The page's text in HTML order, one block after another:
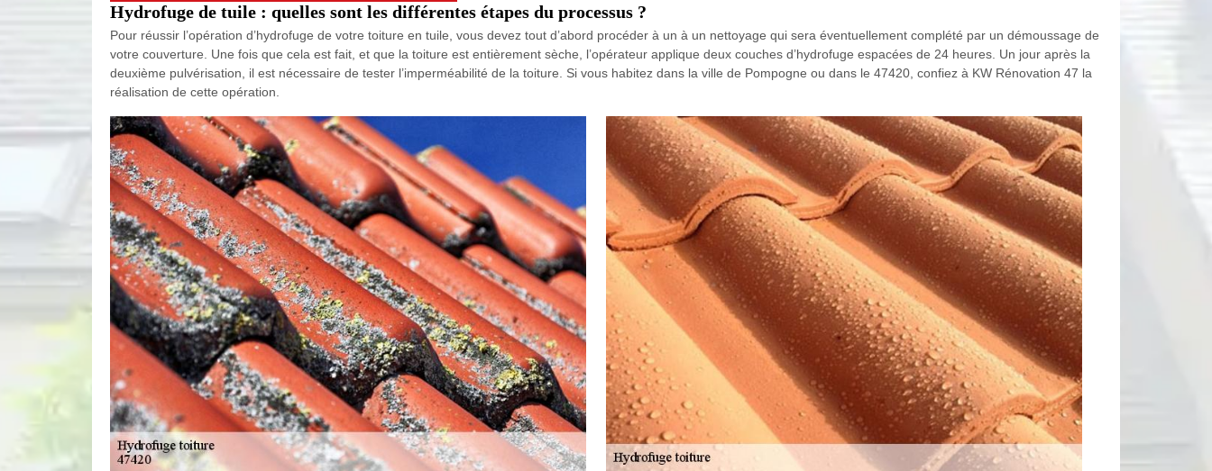
Hydrofuge de tuile : quelles sont les différentes étapes du processus ?
Pour réussir l’opération d’hydrofuge de votre toiture en tuile, vous devez tout d’abord procéder à un à un nettoyage qui sera éventuellement complété par un démoussage de
votre couverture. Une fois que cela est fait, et que la toiture est entièrement sèche, l’opérateur applique deux couches d’hydrofuge espacées de 24 heures. Un jour après la
deuxième pulvérisation, il est nécessaire de tester l’imperméabilité de la toiture. Si vous habitez dans la ville de Pompogne ou dans le 47420, confiez à KW Rénovation 47 la
réalisation de cette opération.